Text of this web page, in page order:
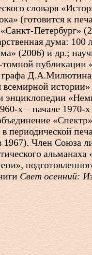
словаря
(готовится к
Петербург»
дума: 100
(2006) и др.;
томной публикации
графа
всемирной
энциклопедии
х– начале 1970-х
периодической
1967). Член Союза
альманаха
Свет осенний: